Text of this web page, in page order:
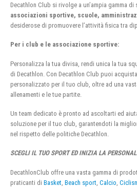
Decathlon Club si rivolge a un’ampia gamma
associazioni sportive, scuole,
desiderose di promuovere l’attività fisica tra
Per i club e le associazione sportive:
Personalizza la tua divisa, rendi unica la tua
di Decathlon. Con Decathlon Club puoi
personalizzato per il tuo club, oltre ad una
allenamenti e le tue partite.
Un team dedicato è pronto ad ascoltarti ed
soluzione per il tuo club, garantendoti la
nel rispetto delle politiche Decathlon.
SCEGLI IL TUO SPORT ED INIZIA LA
DecathlonClub offre una vasta gamma di
praticanti di Basket Beach sport Calcio